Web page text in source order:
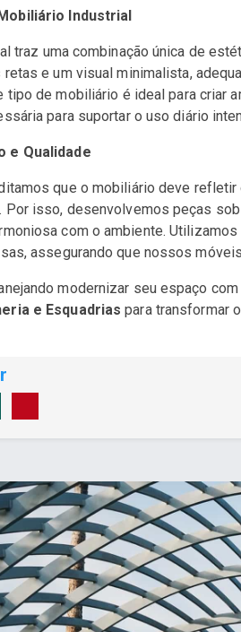
Industrial
traz uma combinação única de
e um visual minimalista,
tipo de mobiliário é ideal para criar
para suportar o uso diário
e Qualidade
que o mobiliário deve
Por isso, desenvolvemos peças
com o ambiente.
assegurando que nossos
modernizar seu espaço
e Esquadrias para transformar